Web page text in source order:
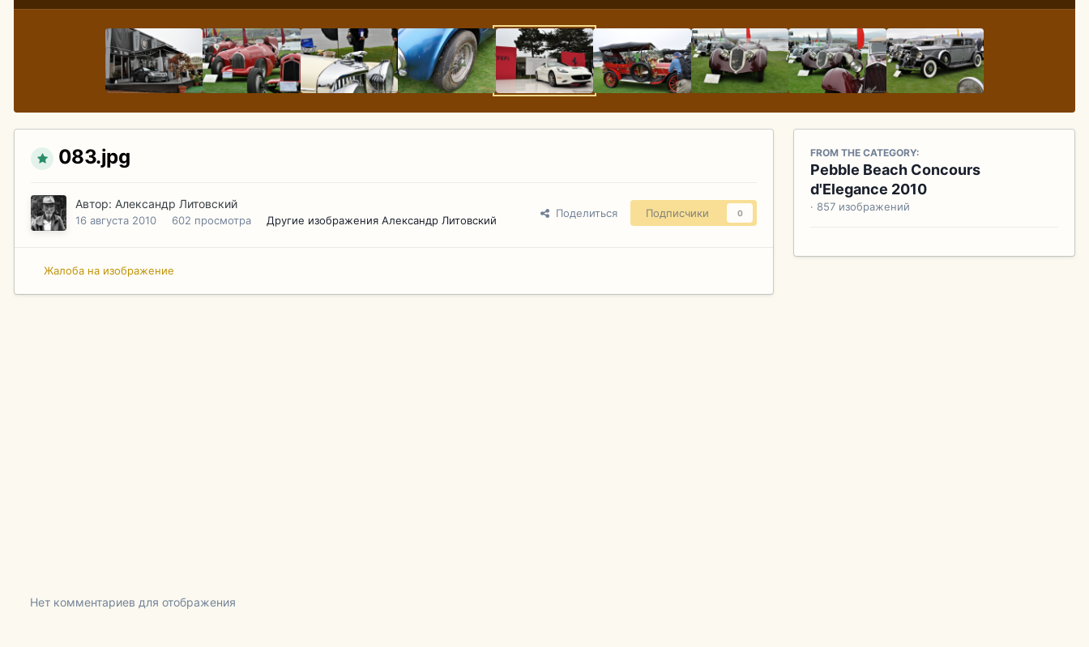
083.jpg
Автор: Александр Литовский
16 августа 2010 602 просмотра Другие изображения Александр Литовский
Поделиться Подписчики 0
Жалоба на изображение
FROM THE CATEGORY:
Pebble Beach Concours
d'Elegance 2010
· 857 изображений
Нет комментариев для отображения